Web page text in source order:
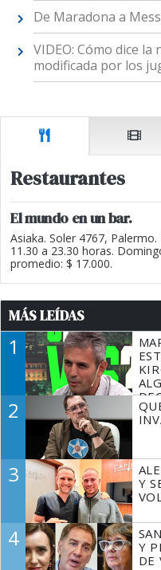
De Maradona a
VIDEO: Cómo dice
modificada por los
Restaurantes
El mundo en un bar.
Asiaka. Soler 4767,
11.30 a 23.30 horas.
promedio: $ 17.000.
MÁS LEÍDAS
1
2
3
Y
4
Y
DE